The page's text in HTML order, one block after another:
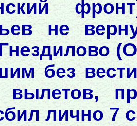
не
без
вылетов,
лично 7